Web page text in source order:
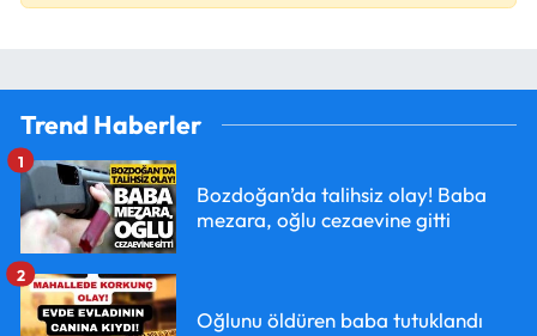
Trend Haberler
Bozdoğan’da talihsiz olay! Baba
mezara, oğlu cezaevine gitti
1
Oğlunu öldüren baba tutuklandı
2